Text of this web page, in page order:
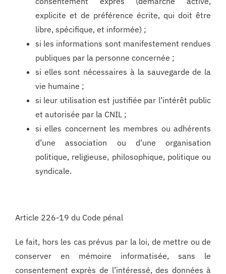
explicite et de préférence écrite, qui doit être
libre, spécifique, et informée) ;
si les informations sont manifestement rendues
publiques par la personne concernée ;
si elles sont nécessaires à la sauvegarde de la
vie humaine ;
si leur utilisation est justifiée par l’intérêt public
et autorisée par la CNIL ;
si elles concernent les membres ou adhérents
d’une association ou d’une organisation
politique, religieuse, philosophique, politique ou
syndicale.
Article 226-19 du Code pénal
Le fait, hors les cas prévus par la loi, de mettre ou de
conserver en mémoire informatisée, sans le
consentement exprès de l’intéressé, des données à